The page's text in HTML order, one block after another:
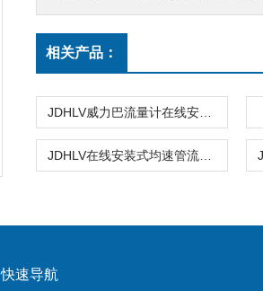
相关产品：
快速导航